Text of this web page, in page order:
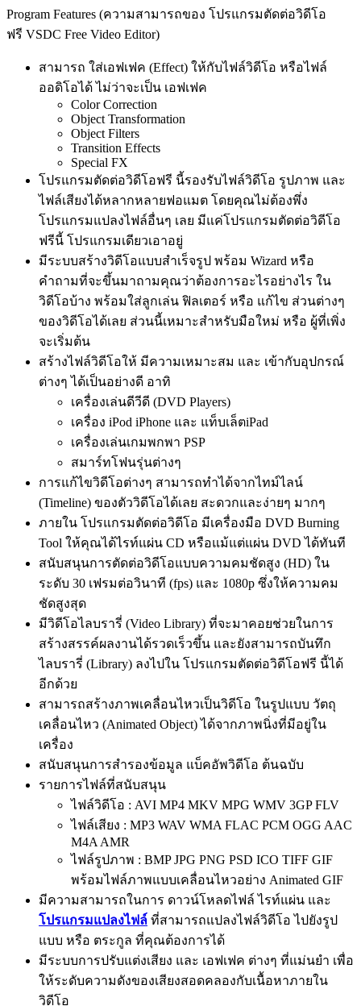
Program Features (ความสามารถของ โปรแกรมตัดต่อวิดีโอ
ฟรี VSDC Free Video Editor)
สามารถ ใส่เอฟเฟค (Effect) ให้กับไฟล์วิดีโอ หรือไฟล์
ออดิโอได้ ไม่ว่าจะเป็น เอฟเฟค
Color Correction
Object Transformation
Object Filters
Transition Effects
Special FX
โปรแกรมตัดต่อวิดีโอฟรี นี้รองรับไฟล์วิดีโอ รูปภาพ และ
ไฟล์เสียงได้หลากหลายฟอแมต โดยคุณไม่ต้องพึ่ง
โปรแกรมแปลงไฟล์อื่นๆ เลย มีแค่โปรแกรมตัดต่อวิดีโอ
ฟรีนี้ โปรแกรมเดียวเอาอยู่
มีระบบสร้างวิดีโอแบบสำเร็จรูป พร้อม Wizard หรือ
คำถามที่จะขึ้นมาถามคุณว่าต้องการอะไรอย่างไร ใน
วิดีโอบ้าง พร้อมใส่ลูกเล่น ฟิลเตอร์ หรือ แก้ไข ส่วนต่างๆ
ของวิดีโอได้เลย ส่วนนี้เหมาะสำหรับมือใหม่ หรือ ผู้ที่เพิ่ง
จะเริ่มต้น
สร้างไฟล์วิดีโอให้ มีความเหมาะสม และ เข้ากับอุปกรณ์
ต่างๆ ได้เป็นอย่างดี อาทิ
เครื่องเล่นดีวีดี (DVD Players)
เครื่อง iPod iPhone และ แท็บเล็ตiPad
เครื่องเล่นเกมพกพา PSP
สมาร์ทโฟนรุ่นต่างๆ
การแก้ไขวิดีโอต่างๆ สามารถทำได้จากไทม์ไลน์
(Timeline) ของตัววิดีโอได้เลย สะดวกและง่ายๆ มากๆ
ภายใน โปรแกรมตัดต่อวิดีโอ มีเครื่องมือ DVD Burning
Tool ให้คุณได้ไรท์แผ่น CD หรือแม้แต่แผ่น DVD ได้ทันที
สนับสนุนการตัดต่อวิดีโอแบบความคมชัดสูง (HD) ใน
ระดับ 30 เฟรมต่อวินาที (fps) และ 1080p ซึ่งให้ความคม
ชัดสูงสุด
มีวิดีโอไลบรารี่ (Video Library) ที่จะมาคอยช่วยในการ
สร้างสรรค์ผลงานได้รวดเร็วขึ้น และยังสามารถบันทึก
ไลบรารี่ (Library) ลงไปใน โปรแกรมตัดต่อวิดีโอฟรี นี้ได้
อีกด้วย
สามารถสร้างภาพเคลื่อนไหวเป็นวิดีโอ ในรูปแบบ วัตถุ
เคลื่อนไหว (Animated Object) ได้จากภาพนิ่งที่มีอยู่ใน
เครื่อง
สนับสนุนการสำรองข้อมูล แบ็คอัพวิดีโอ ต้นฉบับ
รายการไฟล์ที่สนับสนุน
ไฟล์วิดีโอ : AVI MP4 MKV MPG WMV 3GP FLV
ไฟล์เสียง : MP3 WAV WMA FLAC PCM OGG AAC
M4A AMR
ไฟล์รูปภาพ : BMP JPG PNG PSD ICO TIFF GIF
พร้อมไฟล์ภาพแบบเคลื่อนไหวอย่าง Animated GIF
มีความสามารถในการ ดาวน์โหลดไฟล์ ไรท์แผ่น และ
โปรแกรมแปลงไฟล์ ที่สามารถแปลงไฟล์วิดีโอ ไปยังรูป
แบบ หรือ ตระกูล ที่คุณต้องการได้
มีระบบการปรับแต่งเสียง และ เอฟเฟค ต่างๆ ที่แม่นยำ เพื่อ
ให้ระดับความดังของเสียงสอดคลองกับเนื้อหาภายใน
วิดีโอ